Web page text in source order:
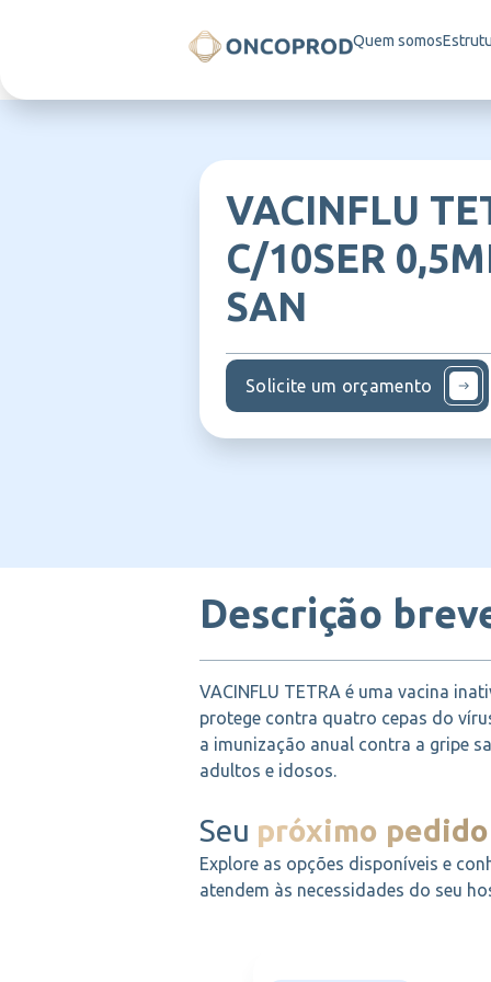
Quem somos
VACINFLU
C/10SER
SAN
Solicite um orçamento
Descrição
VACINFLU TETRA é uma vacina
protege contra quatro cepas do
a imunização anual contra a gripe
adultos e idosos.
Seu próximo pedido
Explore as opções disponíveis e
atendem às necessidades do seu